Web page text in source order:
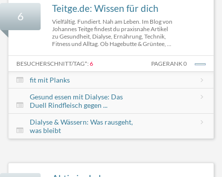
6
Teitge.de: Wissen für dich
Vielfältig. Fundiert. Nah am Leben. Im Blog von
Johannes Teitge findest du praxisnahe Artikel
zu Gesundheit, Dialyse, Ernährung, Technik,
Fitness und Alltag. Ob Hagebutte & Grüntee, ...
BESUCHERSCHNITT/TAG*: 6 PAGERANK 0
fit mit Planks
Gesund essen mit Dialyse: Das
Duell Rindfleisch gegen ...
Dialyse & Wässern: Was rausgeht,
was bleibt